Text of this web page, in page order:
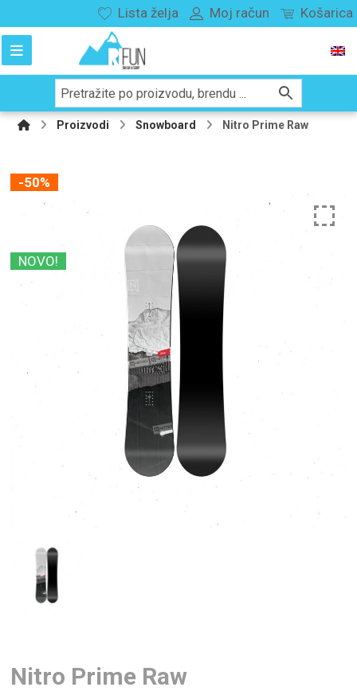
Lista želja Moj račun Košarica
Proizvodi Snowboard Nitro Prime Raw
-50%
NOVO!
Nitro Prime Raw